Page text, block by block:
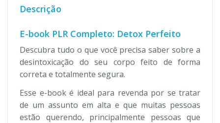
Descrição
E-book PLR Completo: Detox Perfeito
Descubra tudo o que você precisa saber sobre a
desintoxicação do seu corpo feito de forma
correta e totalmente segura.
Esse e-book é ideal para revenda por se tratar
de um assunto em alta e que muitas pessoas
estão querendo, principalmente pessoas que